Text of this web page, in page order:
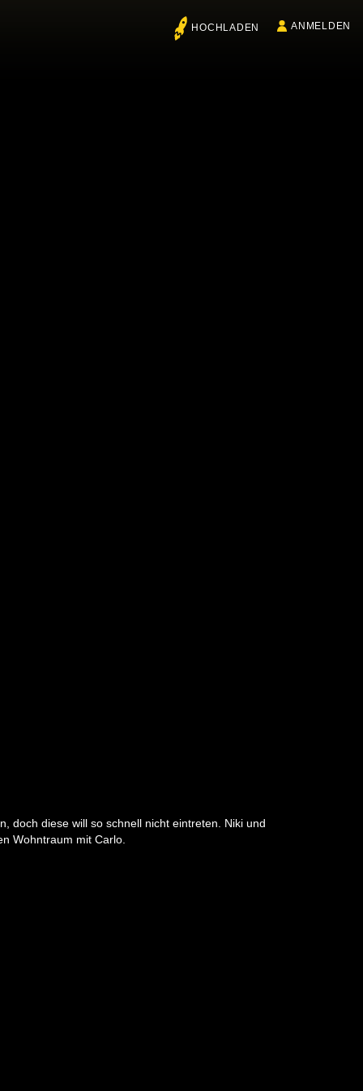
HOCHLADEN ANMELDEN
doch diese will so schnell nicht eintreten. Niki und
Wohntraum mit Carlo.